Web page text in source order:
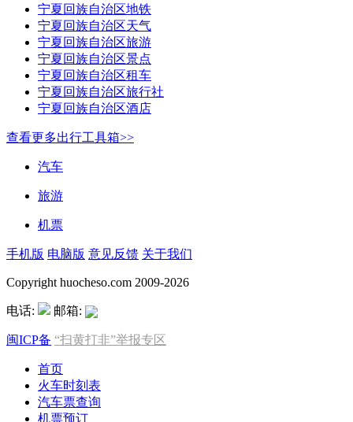
宁夏回族自治区地铁
宁夏回族自治区天气
宁夏回族自治区旅游
宁夏回族自治区景点
宁夏回族自治区租车
宁夏回族自治区旅行社
宁夏回族自治区酒店
查看更多出行工具箱>>
汽车
旅游
机票
手机版 电脑版 意见反馈 关于我们
Copyright huocheso.com 2009-2026
电话: 邮箱:
闽ICP备 “扫黄打非”举报专区
首页
火车时刻表
汽车票查询
机票预订